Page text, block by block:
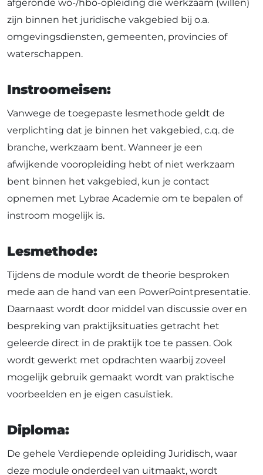
afgeronde wo-/hbo-opleiding die werkzaam (willen)
zijn binnen het juridische vakgebied bij o.a.
omgevingsdiensten, gemeenten, provincies of
waterschappen.
Instroomeisen:
Vanwege de toegepaste lesmethode geldt de
verplichting dat je binnen het vakgebied, c.q. de
branche, werkzaam bent. Wanneer je een
afwijkende vooropleiding hebt of niet werkzaam
bent binnen het vakgebied, kun je contact
opnemen met Lybrae Academie om te bepalen of
instroom mogelijk is.
Lesmethode:
Tijdens de module wordt de theorie besproken
mede aan de hand van een PowerPointpresentatie.
Daarnaast wordt door middel van discussie over en
bespreking van praktijksituaties getracht het
geleerde direct in de praktijk toe te passen. Ook
wordt gewerkt met opdrachten waarbij zoveel
mogelijk gebruik gemaakt wordt van praktische
voorbeelden en je eigen casuïstiek.
Diploma:
De gehele Verdiepende opleiding Juridisch, waar
deze module onderdeel van uitmaakt, wordt